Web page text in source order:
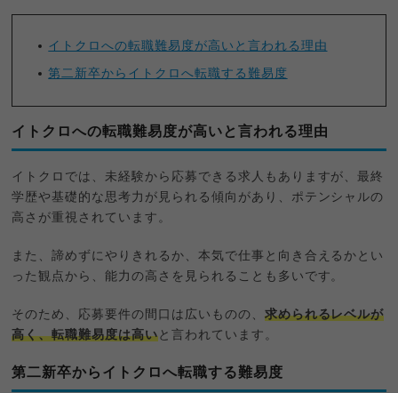
イトクロへの転職難易度が高いと言われる理由
第二新卒からイトクロへ転職する難易度
イトクロへの転職難易度が高いと言われる理由
イトクロでは、未経験から応募できる求人もありますが、最終
学歴や基礎的な思考力が見られる傾向があり、ポテンシャルの
高さが重視されています。
また、諦めずにやりきれるか、本気で仕事と向き合えるかとい
った観点から、能力の高さを見られることも多いです。
そのため、応募要件の間口は広いものの、 求められるレベルが
高く、転職難易度は高いと言われています。
第二新卒からイトクロへ転職する難易度